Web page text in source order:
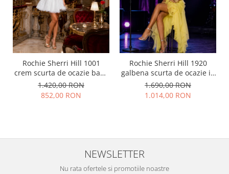
Rochie Sherri Hill 1001
crem scurta de ocazie baby
doll din tulle
1.420,00 RON
852,00 RON
Rochie Sherri Hill 1920
galbena scurta de ocazie in
clos din voal
1.690,00 RON
1.014,00 RON
NEWSLETTER
Nu rata ofertele si promotiile noastre